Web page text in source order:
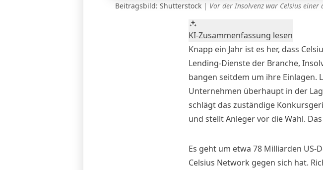
Beitragsbild: Shutterstock | Vor der Insolvenz war Celsius
KI-Zusammenfassung lesen
Knapp ein Jahr ist es her, dass
Lending-Dienste der Branche,
bangen seitdem um ihre Einlagen.
Unternehmen überhaupt in der
schlägt das zuständige
und stellt Anleger vor die Wahl.
Es geht um etwa 78 Milliarden
Celsius Network gegen sich hat.